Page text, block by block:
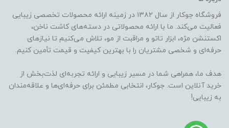
فروشگاه جوکار از سال ۱۳۸۲ در زمینه ارائه محصولات تخصصی زیبایی
فعالیت می‌کند. ما با ارائه محصولاتی در دسته‌های کاشت ناخن،
اکستنشن مژه، ابزار تاتو و مراقبت از مو، تلاش می‌کنیم تا نیازهای
حرفه‌ای و شخصی مشتریان را با بهترین کیفیت و قیمت تأمین کنیم.
هدف ما، همراهی شما در مسیر زیبایی و ارائه تجربه‌ای لذت‌بخش از
خرید آنلاین است. جوکار، انتخابی مطمئن برای حرفه‌ای‌ها و علاقه‌مندان
به زیبایی!